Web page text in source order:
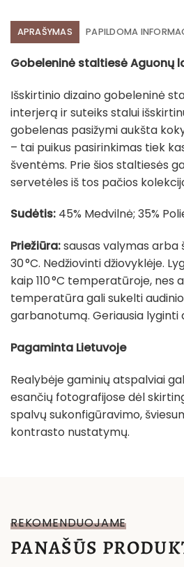
APRAŠYMAS PAPILDOMA
Gobeleninė staltiesė Aguonų
Išskirtinio dizaino gobeleninė
interjerą ir suteiks stalui
gobelenas pasižymi aukšta
– tai puikus pasirinkimas tiek
šventėms. Prie šios staltiesės
servetėles iš tos pačios
Sudėtis: 45% Medvilnė; 35%
Priežiūra:sausas valymas arba
30 °C. Nedžiovinti džiovyklėje.
kaip 110 °C temperatūroje, nes
temperatūra gali sukelti
garbanotumą. Geriausia lyginti
Pagaminta Lietuvoje
Realybėje gaminių atspalviai
esančių fotografijose dėl
spalvų sukonfigūravimo,
kontrasto nustatymų.
REKOMENDUOJAME
PANAŠŪS